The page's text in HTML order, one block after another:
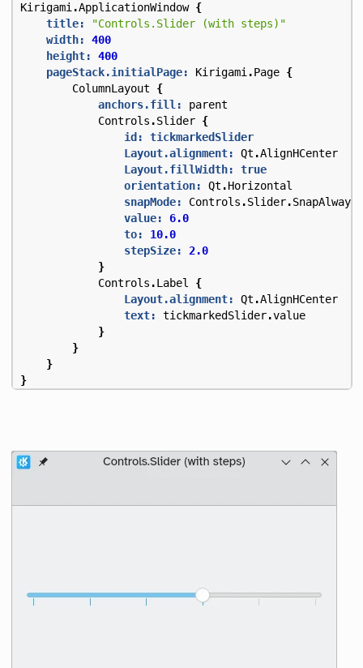
Kirigami .ApplicationWindow {
title:
"Controls.Slider (with steps)"
width:
400
height:
400
pageStack.initialPage:
Kirigami .Page {
ColumnLayout
{
anchors.fill:
parent
Controls .Slider {
id: tickmarkedSlider
Layout.alignment:
Qt .AlignHCenter
Layout.fillWidth:
true
orientation:
Qt .Horizontal
snapMode:
Controls .Slider.SnapAlways
value:
6.0
to:
10.0
stepSize:
2.0
}
Controls .Label
{
Layout.alignment:
Qt .AlignHCenter
text:
tickmarkedSlider.value
}
}
}
}